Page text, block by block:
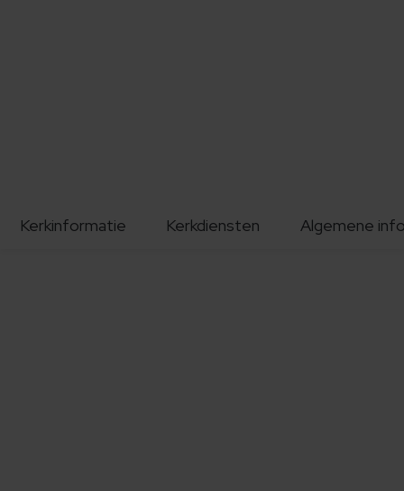
Kerkinformatie Kerkdiensten Algemene